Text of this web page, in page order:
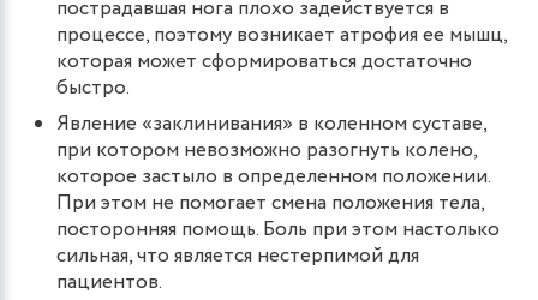
пострадавшая нога плохо задействуется в
процессе, поэтому возникает атрофия ее мышц,
которая может сформироваться достаточно
быстро.
Явление «заклинивания» в коленном суставе,
при котором невозможно разогнуть колено,
которое застыло в определенном положении.
При этом не помогает смена положения тела,
посторонняя помощь. Боль при этом настолько
сильная, что является нестерпимой для
пациентов.